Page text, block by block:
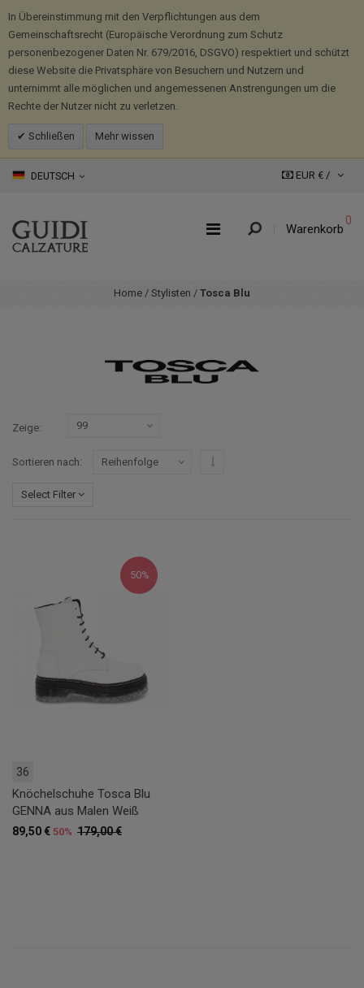
In Übereinstimmung mit den Verpflichtungen aus dem
Gemeinschaftsrecht (Europäische Verordnung zum Schutz
personenbezogener Daten Nr. 679/2016, DSGVO) respektiert und schützt
diese Website die Privatsphäre von Besuchern und Nutzern und
unternimmt alle möglichen und angemessenen Anstrengungen um die
Rechte der Nutzer nicht zu verletzen.
Schließen Mehr wissen
DEUTSCH EUR € /
Warenkorb
0
Home / Stylisten / Tosca Blu
Zeige
Sortieren nach
Select Filter
50%
36
Knöchelschuhe Tosca Blu
GENNA aus Malen Weiß
179,00 €
89,50 € 50%